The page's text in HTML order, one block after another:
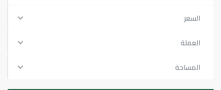
السعر
العملة
المساحة